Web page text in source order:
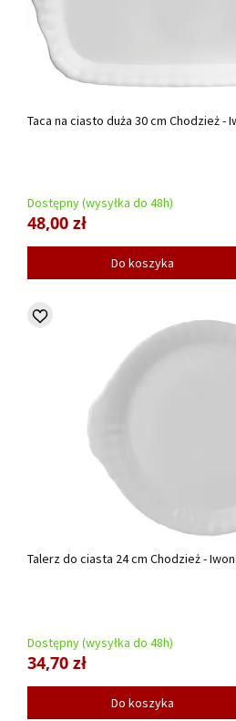
Taca na ciasto duża 30 cm Chodzież -
Dostępny (wysyłka do 48h)
48,00 zł
Do koszyka
Talerz do ciasta 24 cm Chodzież -
Dostępny (wysyłka do 48h)
34,70 zł
Do koszyka